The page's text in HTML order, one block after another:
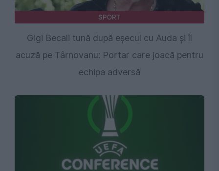
SPORT
Gigi Becali tună după eșecul cu Auda și îl
acuză pe Târnovanu: Portar care joacă pentru
echipa adversă